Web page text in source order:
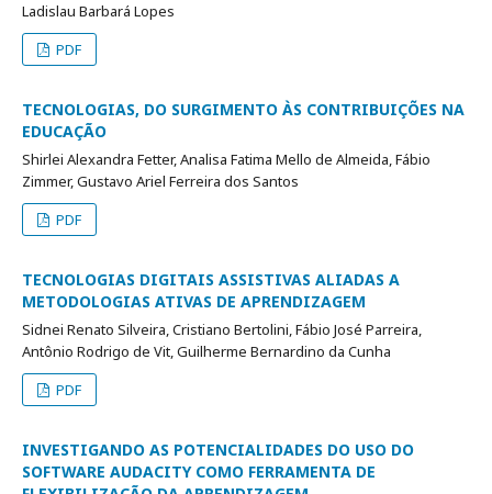
Ladislau Barbará Lopes
PDF
TECNOLOGIAS, DO SURGIMENTO ÀS CONTRIBUIÇÕES NA
EDUCAÇÃO
Shirlei Alexandra Fetter, Analisa Fatima Mello de Almeida, Fábio
Zimmer, Gustavo Ariel Ferreira dos Santos
PDF
TECNOLOGIAS DIGITAIS ASSISTIVAS ALIADAS A
METODOLOGIAS ATIVAS DE APRENDIZAGEM
Sidnei Renato Silveira, Cristiano Bertolini, Fábio José Parreira,
Antônio Rodrigo de Vit, Guilherme Bernardino da Cunha
PDF
INVESTIGANDO AS POTENCIALIDADES DO USO DO
SOFTWARE AUDACITY COMO FERRAMENTA DE